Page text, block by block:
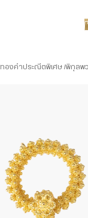
ทองคำประณีตพิเศษ พิกุลพ